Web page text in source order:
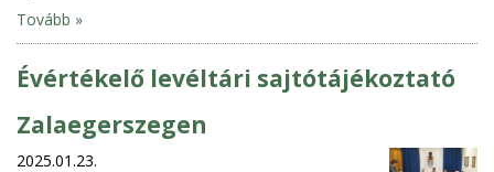
Tovább »
Évértékelő levéltári sajtótájékoztató
Zalaegerszegen
2025.01.23.